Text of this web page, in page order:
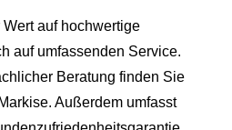
Wert auf hochwertige
auf umfassenden Service.
Beratung finden Sie
Außerdem umfasst